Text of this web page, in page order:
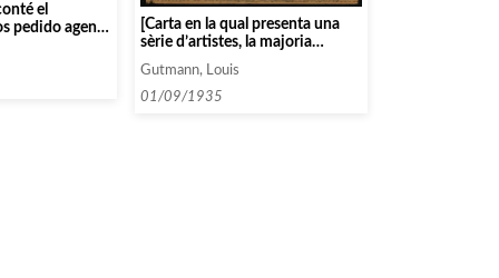
el
pedido agente
fechas lo
tendremos
ha
[Carta en la qual presenta una
sèrie d’artistes, la majoria
cantants que podrien passar de
Tournée per Espanya entre el
desembre del 1935 i febrer de
Gutmann, Louis
01/09/1935